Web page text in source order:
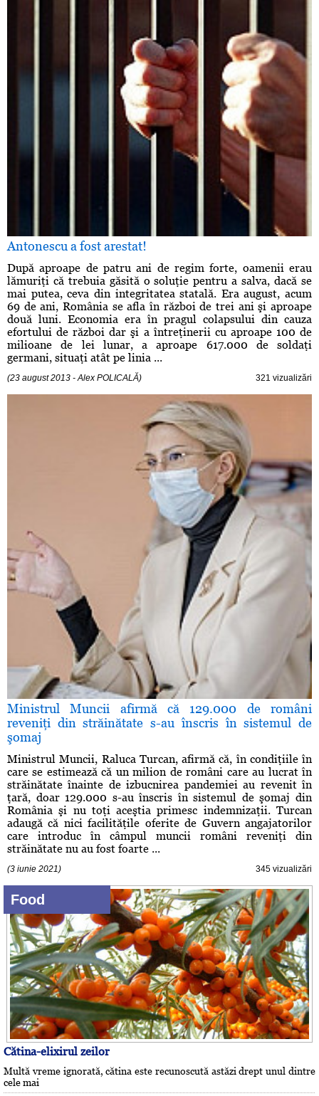
Antonescu a fost arestat!
După aproape de patru ani de regim forte, oamenii erau
lămuriţi că trebuia găsită o soluţie pentru a salva, dacă se
mai putea, ceva din integritatea statală. Era august, acum
69 de ani, România se afla în război de trei ani şi aproape
două luni. Economia era în pragul colapsului din cauza
efortului de război dar şi a întreţinerii cu aproape 100 de
milioane de lei lunar, a aproape 617.000 de soldaţi
germani, situaţi atât pe linia ...
(23 august 2013 - Alex POLICALĂ) 321 vizualizări
Ministrul Muncii afirmă că 129.000 de români
reveniţi din străinătate s-au înscris în sistemul de
şomaj
Ministrul Muncii, Raluca Turcan, afirmă că, în condiţiile în
care se estimează că un milion de români care au lucrat în
străinătate înainte de izbucnirea pandemiei au revenit în
ţară, doar 129.000 s-au înscris în sistemul de şomaj din
România şi nu toţi aceştia primesc indemnizaţii. Turcan
adaugă că nici facilităţile oferite de Guvern angajatorilor
care introduc în câmpul muncii români reveniţi din
străinătate nu au fost foarte ...
(3 iunie 2021) 345 vizualizări
Food
Cătina-elixirul zeilor
Multă vreme ignorată, cătina este recunoscută astăzi drept unul dintre
cele mai